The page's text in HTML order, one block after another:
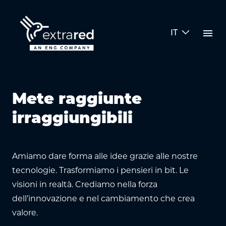
menu
Mete raggiunte
irraggiungibili
Amiamo dare forma alle idee grazie alle nostre
tecnologie. Trasformiamo i pensieri in bit. Le
visioni in realtà. Crediamo nella forza
dell’innovazione e nel cambiamento che crea
valore.